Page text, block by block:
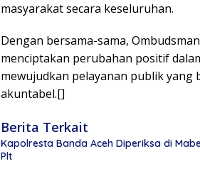
masyarakat secara keseluruhan.
Dengan bersama-sama,
menciptakan perubahan positif
mewujudkan pelayanan publik yang
akuntabel.[]
Berita Terkait
Kapolresta Banda Aceh Diperiksa di
Plt